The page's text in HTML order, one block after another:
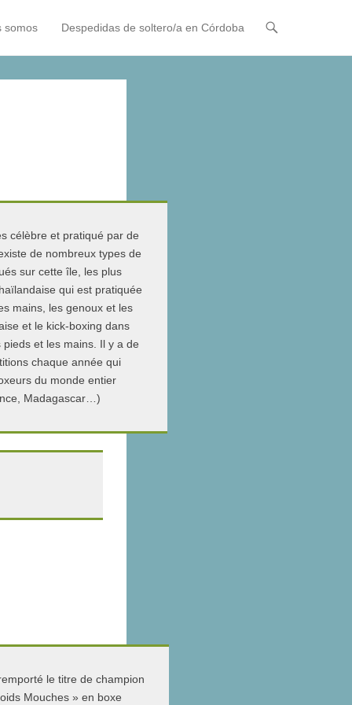
somos Despedidas de soltero/a en Córdoba
célèbre et pratiqué par de
de nombreux types de
sur cette île, les plus
qui est pratiquée
mains, les genoux et les
et le kick-boxing dans
et les mains. Il y a de
chaque année qui
du monde entier
Madagascar…)
le titre de champion
Mouches » en boxe